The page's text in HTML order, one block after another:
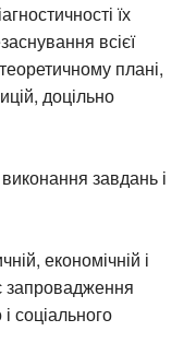
їх
всієї
плані,
доцільно
завдань і
економічній і
запровадження
соціального